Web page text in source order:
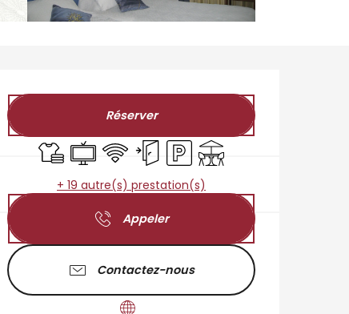
Ouverture et
Réserver
Draps et linge
Télévision
WiFi Entrée indépendante
ParkingTerrasse
+ 19 autre(s) prestation(s)
Appeler
Contactez-nous